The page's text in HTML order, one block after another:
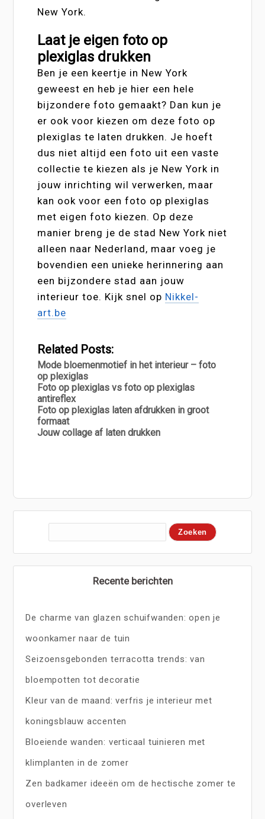
New York.
Laat je eigen foto op
plexiglas drukken
Ben je een keertje in New York
geweest en heb je hier een hele
bijzondere foto gemaakt? Dan kun je
er ook voor kiezen om deze foto op
plexiglas te laten drukken. Je hoeft
dus niet altijd een foto uit een vaste
collectie te kiezen als je New York in
jouw inrichting wil verwerken, maar
kan ook voor een foto op plexiglas
met eigen foto kiezen. Op deze
manier breng je de stad New York niet
alleen naar Nederland, maar voeg je
bovendien een unieke herinnering aan
een bijzondere stad aan jouw
interieur toe. Kijk snel op Nikkel-
art.be
Related Posts:
Mode bloemenmotief in het interieur – foto
op plexiglas
Foto op plexiglas vs foto op plexiglas
antireflex
Foto op plexiglas laten afdrukken in groot
formaat
Jouw collage af laten drukken
Recente berichten
De charme van glazen schuifwanden: open je
woonkamer naar de tuin
Seizoensgebonden terracotta trends: van
bloempotten tot decoratie
Kleur van de maand: verfris je interieur met
koningsblauw accenten
Bloeiende wanden: verticaal tuinieren met
klimplanten in de zomer
Zen badkamer ideeën om de hectische zomer te
overleven